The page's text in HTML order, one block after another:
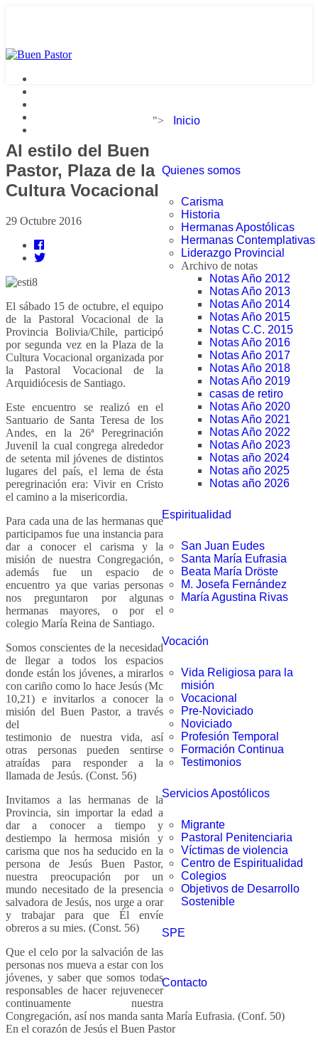
"> Inicio
Quienes somos
Carisma
Historia
Hermanas Apostólicas
Hermanas Contemplativas
Liderazgo Provincial
Archivo de notas
Notas Año 2012
Notas Año 2013
Notas Año 2014
Notas Año 2015
Notas C.C. 2015
Notas Año 2016
Notas Año 2017
Notas Año 2018
Notas Año 2019
casas de retiro
Notas Año 2020
Notas Año 2021
Notas Año 2022
Notas Año 2023
Notas año 2024
Notas año 2025
Notas año 2026
Espiritualidad
San Juan Eudes
Santa María Eufrasia
Beata María Dröste
M. Josefa Fernández
María Agustina Rivas
Vocación
Vida Religiosa para la
misión
Vocacional
Pre-Noviciado
Noviciado
Profesión Temporal
Formación Continua
Testimonios
Servicios Apostólicos
Migrante
Pastoral Penitenciaria
Víctimas de violencia
Centro de Espiritualidad
Colegios
Objetivos de Desarrollo
Sostenible
SPE
Contacto
Al estilo del Buen
Pastor, Plaza de la
Cultura Vocacional
29 Octubre 2016
El sábado 15 de octubre, el equipo
de la Pastoral Vocacional de la
Provincia Bolivia/Chile, participó
por segunda vez en la Plaza de la
Cultura Vocacional organizada por
la Pastoral Vocacional de la
Arquidiócesis de Santiago.
Este encuentro se realizó en el
Santuario de Santa Teresa de los
Andes, en la 26ª Peregrinación
Juvenil la cual congrega alrededor
de setenta mil jóvenes de distintos
lugares del país, el lema de ésta
peregrinación era: Vivir en Cristo
el camino a la misericordia.
Para cada una de las hermanas que
participamos fue una instancia para
dar a conocer el carisma y la
misión de nuestra Congregación,
además fue un espacio de
encuentro ya que varias personas
nos preguntaron por algunas
hermanas mayores, o por el
colegio María Reina de Santiago.
Somos conscientes de la necesidad
de llegar a todos los espacios
donde están los jóvenes, a mirarlos
con cariño como lo hace Jesús (Mc
10,21) e invitarlos a conocer la
misión del Buen Pastor, a través
del
testimonio de nuestra vida, así
otras personas pueden sentirse
atraídas para responder a la
llamada de Jesús. (Const. 56)
Invitamos a las hermanas de la
Provincia, sin importar la edad a
dar a conocer a tiempo y
destiempo la hermosa misión y
carisma que nos ha seducido en la
persona de Jesús Buen Pastor,
nuestra preocupación por un
mundo necesitado de la presencia
salvadora de Jesús, nos urge a orar
y trabajar para que Él envíe
obreros a su mies. (Const. 56)
Que el celo por la salvación de las
personas nos mueva a estar con los
jóvenes, y saber que somos todas
responsables de hacer rejuvenecer
continuamente nuestra
Congregación, así nos manda santa María Eufrasia. (Conf. 50)
En el corazón de Jesús el Buen Pastor